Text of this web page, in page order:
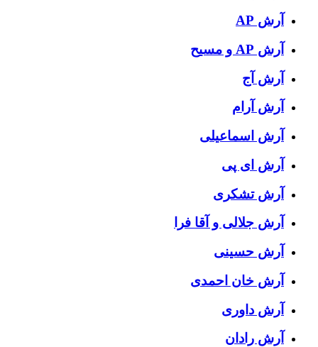
آرش AP
آرش AP و مسیح
آرش آج
آرش آرام
آرش اسماعیلی
آرش ای پی
آرش تشکری
آرش جلالی و آقا فرا
آرش حسینی
آرش خان احمدی
آرش داوری
آرش رادان